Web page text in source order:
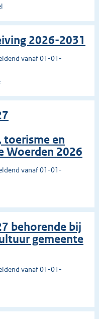
2026-2031
vanaf 01-01-
toerisme en
Woerden 2026
vanaf 01-01-
behorende bij
gemeente
vanaf 01-01-